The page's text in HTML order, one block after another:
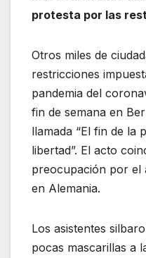
protesta por las
Otros miles de
restricciones
pandemia del
fin de semana en
llamada “El fin de la
libertad”. El acto
preocupación por el
en Alemania.
Los asistentes
pocas mascarillas a